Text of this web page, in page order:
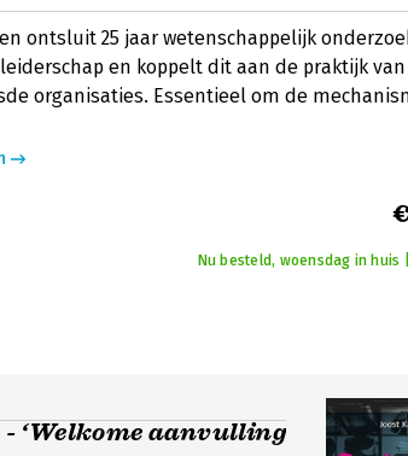
ontsluit 25 jaar wetenschappelijk
en koppelt dit aan de praktijk van
organisaties. Essentieel om de
Nu besteld, woensdag in
‘Welkome aanvulling